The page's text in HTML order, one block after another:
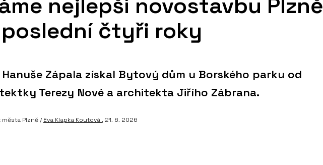
nejlepší novostavbu Plzně
čtyři roky
Hanuše Zápala získal Bytový dům u Borského parku od
Terezy Nové a architekta Jiřího Zábrana.
Plzně /Eva Klapka Koutová, 21. 6. 2026